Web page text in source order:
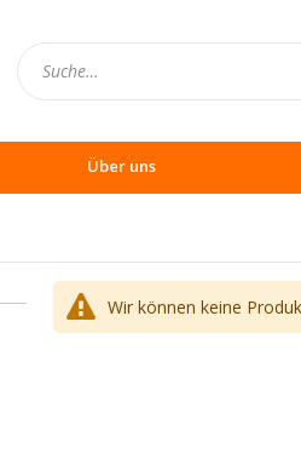
Über uns
Wir können keine